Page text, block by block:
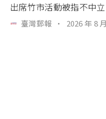
出席竹市活動被指不中
臺灣郵報 · 2026 年 8